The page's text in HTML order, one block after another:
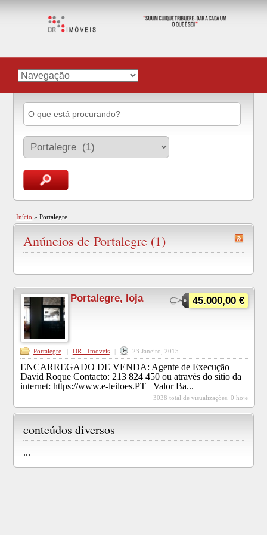
Início »Portalegre
Anúncios de Portalegre (1)
45.000,00 €
Portalegre, loja
Portalegre | DR - Imoveis | 23 Janeiro, 2015
ENCARREGADO DE VENDA: Agente de Execução
David Roque Contacto: 213 824 450 ou através do sitio da
internet: https://www.e-leiloes.PT Valor Ba...
3038 total de visualizações, 0 hoje
conteúdos diversos
...